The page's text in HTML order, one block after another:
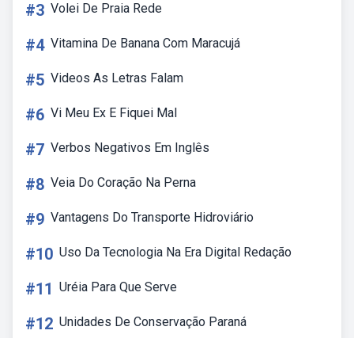
#3 Volei De Praia Rede
#4 Vitamina De Banana Com Maracujá
#5 Videos As Letras Falam
#6 Vi Meu Ex E Fiquei Mal
#7 Verbos Negativos Em Inglês
#8 Veia Do Coração Na Perna
#9 Vantagens Do Transporte Hidroviário
#10 Uso Da Tecnologia Na Era Digital Redação
#11 Uréia Para Que Serve
#12 Unidades De Conservação Paraná